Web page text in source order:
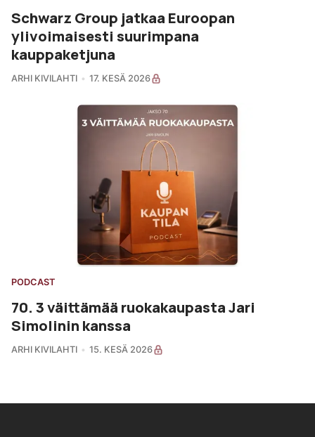
Schwarz Group jatkaa Euroopan
ylivoimaisesti suurimpana
kauppaketjuna
ARHI KIVILAHTI 17. KESÄ 2026
PODCAST
70. 3 väittämää ruokakaupasta Jari
Simolinin kanssa
ARHI KIVILAHTI 15. KESÄ 2026